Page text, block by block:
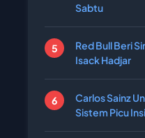
Sabtu
Red Bull Beri
Isack Hadjar
Carlos Sainz
Sistem Picu